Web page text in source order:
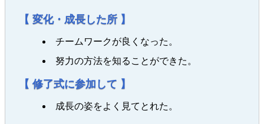
【 変化・成長した所 】
チームワークが良くなった。
努力の方法を知ることができた。
【 修了式に参加して 】
成長の姿をよく見てとれた。